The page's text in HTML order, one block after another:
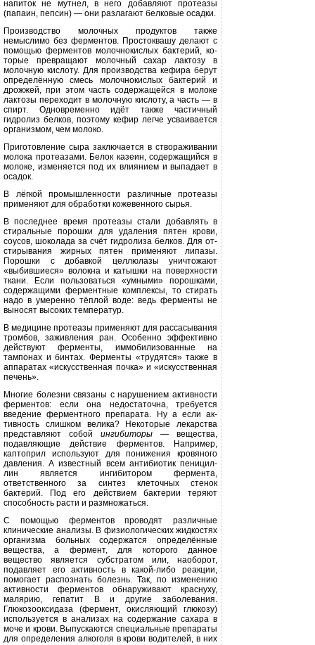
напиток не мутнел, в него добавляют протеазы
(папаин, пепсин) — они разлага­ют белковые осадки.
Производство молочных продуктов также
немыслимо без ферментов. Простоквашу делают с
помощью фер­ментов молочнокислых бактерий, ко­
торые превращают молочный сахар лактозу в
молочную кислоту. Для про­изводства кефира берут
определённую смесь молочнокислых бактерий и
дрожжей, при этом часть содержащей­ся в молоке
лактозы переходит в мо­лочную кислоту, а часть — в
спирт. Одновременно идёт также частичный
гидролиз белков, поэтому кефир легче усваивается
организмом, чем молоко.
Приготовление сыра заключается в створаживании
молока протеазами. Белок казеин, содержащийся в
моло­ке, изменяется под их влиянием и вы­падает в
осадок.
В лёгкой промышленности раз­личные протеазы
применяют для об­работки кожевенного сырья.
В последнее время протеазы стали добавлять в
стиральные порошки для удаления пятен крови,
соусов, шоко­лада за счёт гидролиза белков. Для от­
стирывания жирных пятен приме­няют липазы.
Порошки с добавкой целлюлазы уничтожают
«выбившиеся» волокна и катышки на поверхности
ткани. Если пользоваться «умными» порошками,
содержащими фермент­ные комплексы, то стирать
надо в уме­ренно тёплой воде: ведь ферменты не
выносят высоких температур.
В медицине протеазы применяют для рассасывания
тромбов, заживле­ния ран. Особенно эффективно
дей­ствуют ферменты, иммобилизован­ные на
тампонах и бинтах. Ферменты «трудятся» также в
аппаратах «искус­ственная почка» и «искусственная
печень».
Многие болезни связаны с нару­шением активности
ферментов: если она недостаточна, требуется
введение ферментного препарата. Ну а если ак­
тивность слишком велика? Некото­рые лекарства
представляют собой ингибиторы — вещества,
подав­ляющие действие ферментов. На­пример,
каптоприл используют для понижения кровяного
давления. А из­вестный всем антибиотик пеницил­
лин является ингибитором фермента,
ответственного за синтез клеточных стенок
бактерий. Под его действием бактерии теряют
способность расти и размножаться.
С помощью ферментов проводят различные
клинические анализы. В физиологических жидкостях
орга­низма больных содержатся опреде­лённые
вещества, а фермент, для ко­торого данное
вещество является субстратом или, наоборот,
подавляет его активность в какой-либо реакции,
помогает распознать болезнь. Так, по изменению
активности фермен­тов обнаруживают краснуху,
маля­рию, гепатит В и другие заболевания.
Глюкозооксидаза (фермент, окисля­ющий глюкозу)
используется в анали­зах на содержание сахара в
моче и крови. Выпускаются специальные препараты
для определения алкоголя в крови водителей, в них